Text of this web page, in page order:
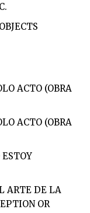
ACTO (OBRA
ACTO (OBRA
ESTOY
ARTE DE LA
OR